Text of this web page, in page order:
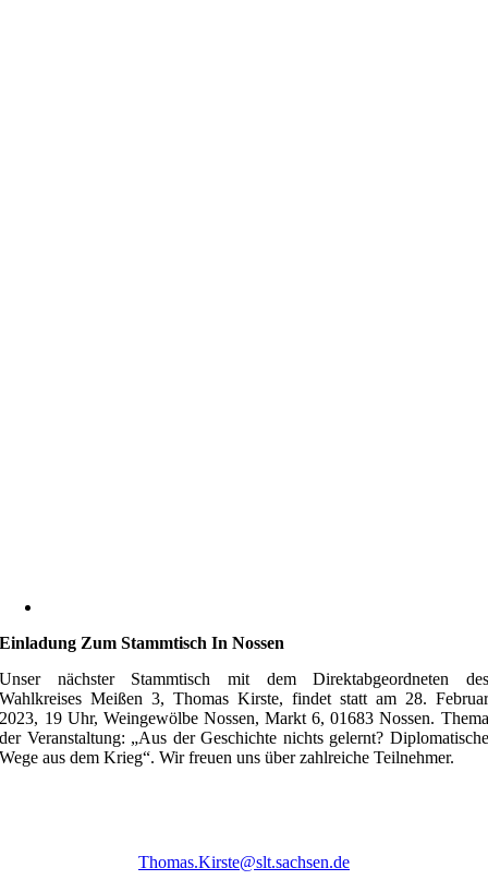
Einladung Zum Stammtisch In Nossen
Unser nächster Stammtisch mit dem Direktabgeordneten des
Wahlkreises Meißen 3, Thomas Kirste, findet statt am 28. Februar
2023, 19 Uhr, Weingewölbe Nossen, Markt 6, 01683 Nossen. Thema
der Veranstaltung: „Aus der Geschichte nichts gelernt? Diplomatische
Wege aus dem Krieg“. Wir freuen uns über zahlreiche Teilnehmer.
Thomas.Kirste@slt.sachsen.de